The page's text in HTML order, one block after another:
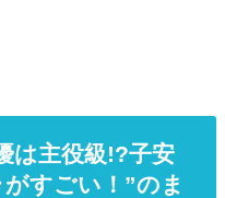
は主役級!?子安
すごい！”のま